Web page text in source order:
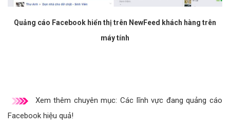
Quảng cáo Facebook hiển thị trên NewFeed khách hàng trên
máy tính
Xem thêm chuyên mục: Các lĩnh vực đang quảng cáo
Facebook hiệu quả!